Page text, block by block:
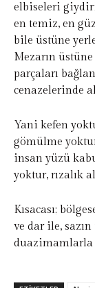
elbiseleri
en temiz, en
bile üstüne
Mezarın
parçaları
cenazelerinde
Yani kefen
gömülme
insan yüzü
yoktur, rızalık
Kısacası;
ve dar ile,
duazimamlarla